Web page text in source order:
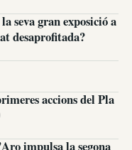
seva gran exposició a
desaprofitada?
accions del Pla
impulsa la segona